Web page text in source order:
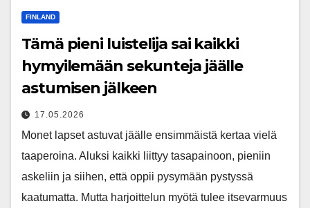
FINLAND
Tämä pieni luistelija sai kaikki
hymyilemään sekunteja jäälle
astumisen jälkeen
17.05.2026
Monet lapset astuvat jäälle ensimmäistä kertaa vielä
taaperoina. Aluksi kaikki liittyy tasapainoon, pieniin
askeliin ja siihen, että oppii pysymään pystyssä
kaatumatta. Mutta harjoittelun myötä tulee itsevarmuus